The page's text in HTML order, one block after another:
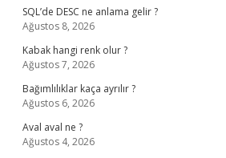
SQL’de DESC ne anlama gelir ?
Ağustos 8, 2026
Kabak hangi renk olur ?
Ağustos 7, 2026
Bağımlılıklar kaça ayrılır ?
Ağustos 6, 2026
Aval aval ne ?
Ağustos 4, 2026